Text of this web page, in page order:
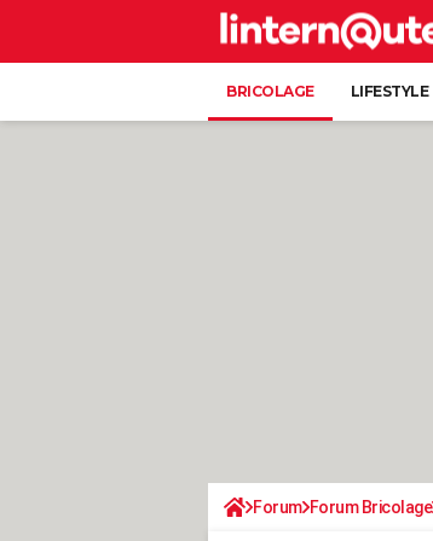
BRICOLAGE LIFESTYLE
Forum Forum Bricolage